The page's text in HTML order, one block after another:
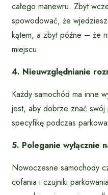
całego manewru. Zbyt
spowodować, że
kątem, a zbyt późne – że
miejscu.
4. Nieuwzględnianie
Każdy samochód ma inne
jest, aby dobrze znać
specyfikę podczas
5. Poleganie wyłącznie
Nowoczesne samochody
cofania i czujniki